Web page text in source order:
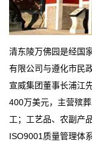
清东陵万佛园是经国
有限公司与遵化市民
宣威集团董事长浦江
400万美元，主营殡
工；工艺品、农副产
ISO9001质量管理体